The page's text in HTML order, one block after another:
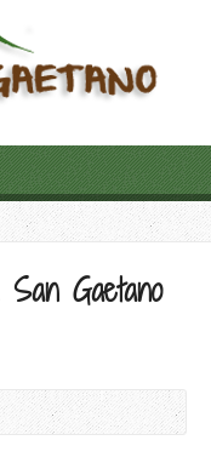
Gaetano